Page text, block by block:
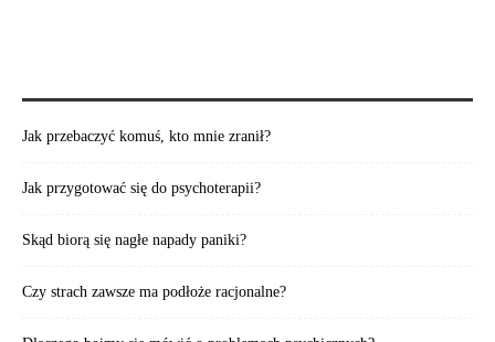
Jak przebaczyć komuś, kto mnie zranił?
Jak przygotować się do psychoterapii?
Skąd biorą się nagłe napady paniki?
Czy strach zawsze ma podłoże racjonalne?